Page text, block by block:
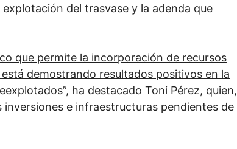
explotación del trasvase y la adenda que
que permite la incorporación de recursos
demostrando resultados positivos en la
”, ha destacado Toni Pérez, quien,
e infraestructuras pendientes de